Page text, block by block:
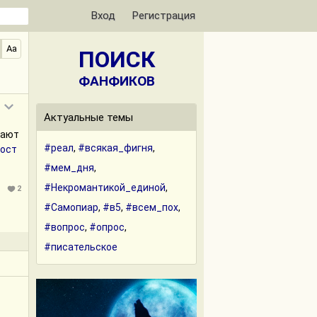
Вход Регистрация
Aa
2
ПОИСК
ФАНФИКОВ
Актуальные темы
#реал, #всякая_фигня,
#мем_дня,
#Некромантикой_единой,
#Самопиар, #в5, #всем_пох,
#вопрос, #опрос,
#писательское